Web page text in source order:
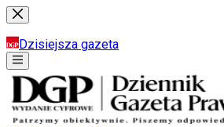
Dzisiejsza gazeta